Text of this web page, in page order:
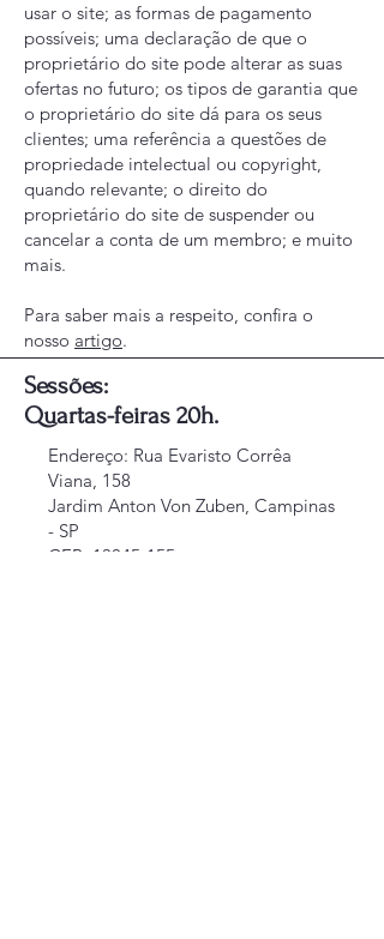
usar o site; as formas de pagamento
possíveis; uma declaração de que o
proprietário do site pode alterar as suas
ofertas no futuro; os tipos de garantia que
o proprietário do site dá para os seus
clientes; uma referência a questões de
propriedade intelectual ou copyright,
quando relevante; o direito do
proprietário do site de suspender ou
cancelar a conta de um membro; e muito
mais.
Para saber mais a respeito, confira o
nosso artigo.
Sessões:
Quartas-feiras 20h.
Endereço: Rua Evaristo Corrêa
Viana, 158
Jardim Anton Von Zuben, Campinas
- SP
CEP: 13045-155